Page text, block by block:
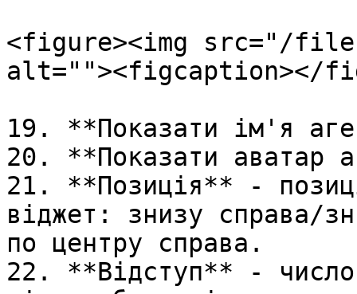
<figure><img src="/
alt=""><figcaption></
19. **Показати ім'я
20. **Показати аватар
21. **Позиція** -
віджет: знизу справа/
по центру справа.
22. **Відступ** -